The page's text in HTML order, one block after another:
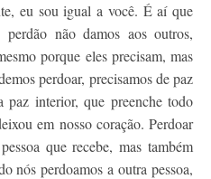
eu sou igual a você. É aí que
não damos aos outros,
porque eles precisam, mas
perdoar, precisamos de paz
paz interior, que preenche todo
em nosso coração. Perdoar
que recebe, mas também
nós perdoamos a outra pessoa,